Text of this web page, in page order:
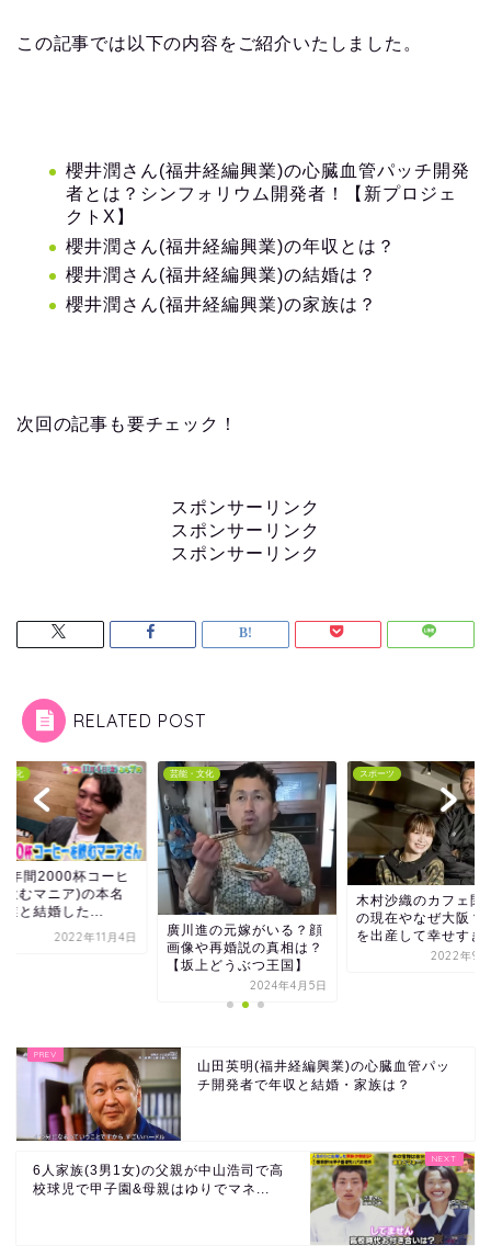
この記事では以下の内容をご紹介いたしました。
櫻井潤さん(福井経編興業)の心臓血管パッチ開発
者とは？シンフォリウム開発者！【新プロジェ
クトX】
櫻井潤さん(福井経編興業)の年収とは？
櫻井潤さん(福井経編興業)の結婚は？
櫻井潤さん(福井経編興業)の家族は？
次回の記事も要チェック！
スポンサーリンク
スポンサーリンク
スポンサーリンク
RELATED POST
文化
年間2000杯コーヒ
飲むマニア)の本名
業と結婚した...
2022年11月4日
芸能・文化
廣川進の元嫁がいる？顔
画像や再婚説の真相は？
【坂上どうぶつ王国】
2024年4月5日
スポーツ
木村沙織のカフェ閉
の現在やなぜ大阪？
を出産して幸せすぎ
2022年9
山田英明(福井経編興業)の心臓血管パッ
チ開発者で年収と結婚・家族は？
6人家族(3男1女)の父親が中山浩司で高
校球児で甲子園&母親はゆりでマネ...